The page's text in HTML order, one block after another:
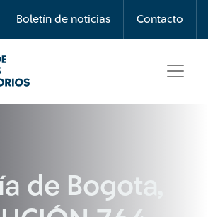
Boletín de noticias Contacto
de Bogota,